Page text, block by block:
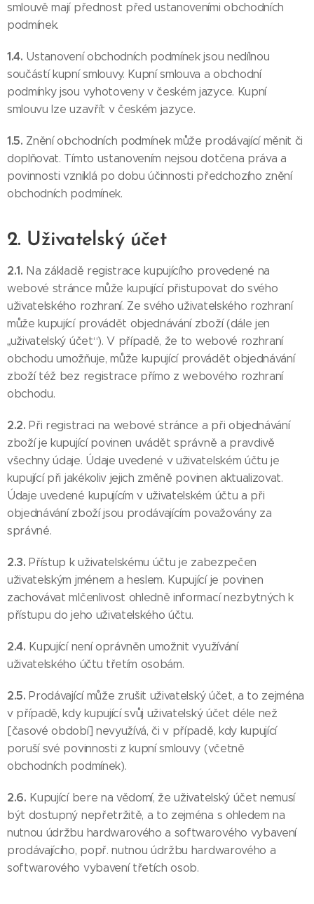
smlouvě mají přednost před ustanoveními obchodních
podmínek.
1.4. Ustanovení obchodních podmínek jsou nedílnou
součástí kupní smlouvy. Kupní smlouva a obchodní
podmínky jsou vyhotoveny v českém jazyce. Kupní
smlouvu lze uzavřít v českém jazyce.
1.5. Znění obchodních podmínek může prodávající měnit či
doplňovat. Tímto ustanovením nejsou dotčena práva a
povinnosti vzniklá po dobu účinnosti předchozího znění
obchodních podmínek.
2. Uživatelský účet
2.1. Na základě registrace kupujícího provedené na
webové stránce může kupující přistupovat do svého
uživatelského rozhraní. Ze svého uživatelského rozhraní
může kupující provádět objednávání zboží (dále jen
„uživatelský účet“). V případě, že to webové rozhraní
obchodu umožňuje, může kupující provádět objednávání
zboží též bez registrace přímo z webového rozhraní
obchodu.
2.2.Při registraci na webové stránce a při objednávání
zboží je kupující povinen uvádět správně a pravdivě
všechny údaje. Údaje uvedené v uživatelském účtu je
kupující při jakékoliv jejich změně povinen aktualizovat.
Údaje uvedené kupujícím v uživatelském účtu a při
objednávání zboží jsou prodávajícím považovány za
správné.
2.3.Přístup k uživatelskému účtu je zabezpečen
uživatelským jménem a heslem. Kupující je povinen
zachovávat mlčenlivost ohledně informací nezbytných k
přístupu do jeho uživatelského účtu.
2.4. Kupující není oprávněn umožnit využívání
uživatelského účtu třetím osobám.
2.5.Prodávající může zrušit uživatelský účet, a to zejména
v případě, kdy kupující svůj uživatelský účet déle než
[časové období] nevyužívá, či v případě, kdy kupující
poruší své povinnosti z kupní smlouvy (včetně
obchodních podmínek).
2.6. Kupující bere na vědomí, že uživatelský účet nemusí
být dostupný nepřetržitě, a to zejména s ohledem na
nutnou údržbu hardwarového a softwarového vybavení
prodávajícího, popř. nutnou údržbu hardwarového a
softwarového vybavení třetích osob.